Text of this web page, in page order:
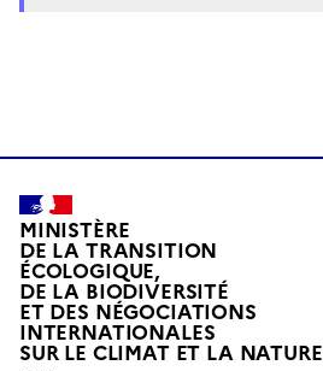
MINISTÈRE
DE LA TRANSITION
ÉCOLOGIQUE,
DE LA BIODIVERSITÉ
ET DES NÉGOCIATIONS
INTERNATIONALES
SUR LE CLIMAT ET LA NATUREL